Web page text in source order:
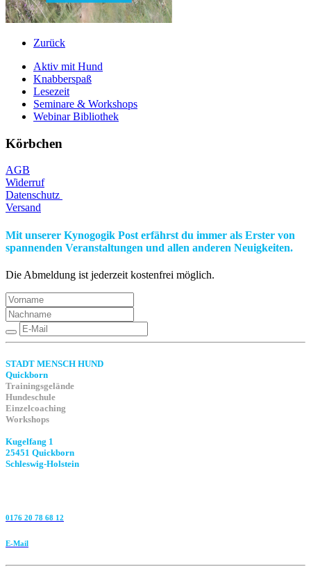
Zurück
Aktiv mit Hund
Knabberspaß
Lesezeit
Seminare & Workshops
Webinar Bibliothek
Körbchen
AGB
Widerruf
Datenschutz
Versand
Mit unserer Kynogogik Post erfährst du immer als Erster von
spannenden Veranstaltungen und allen anderen Neuigkeiten.
Die Abmeldung ist jederzeit kostenfrei möglich.
STADT MENSCH HUND
Quickborn
Trainingsgelände
Hundeschule
Einzelcoaching
Workshops
Kugelfang 1
25451 Quickborn
Schleswig-Holstein
0176 20 78 68 12
E-Mail